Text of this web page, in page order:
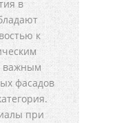
в
к
важным
фасадов
при